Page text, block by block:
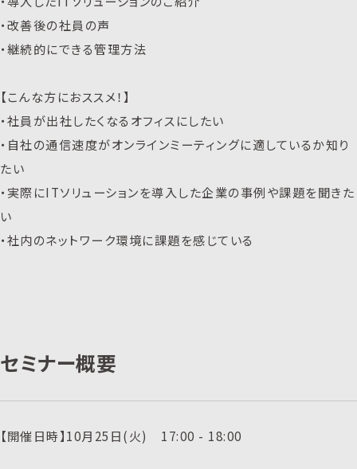
・改善後の社員の声
・継続的にできる管理方法
【こんな方におススメ！】
・社員が出社したくなるオフィスにしたい
・自社の通信速度がオンラインミーティングに適しているか知り
たい
・実際にITソリューションを導入した企業の事例や課題を聞きた
い
・社内のネットワーク環境に課題を感じている
セミナー概要
【開催日時】10月25日(火) 17:00 - 18:00